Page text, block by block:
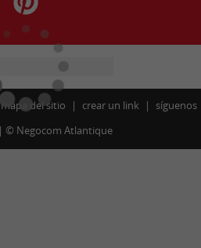
mapa del sitio crear un link
síguenos
© Negocom Atlantique